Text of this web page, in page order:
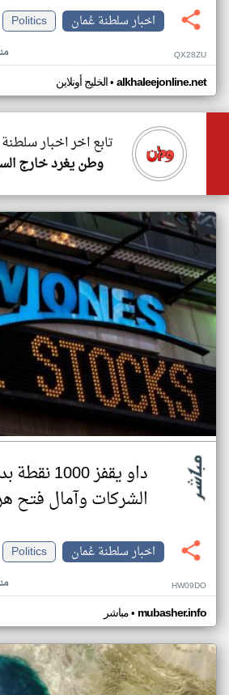
اخبار سلطنة عُمان
Politics
QX28ZU
الخليج أونلاين• alkhaleejonline.net
تابع اخر اخبار
وطن يغرد خارج
داو يقفز
الشركات وآمال فتح
اخبار سلطنة عُمان
Politics
HW09DO
مباشر• mubasher.info